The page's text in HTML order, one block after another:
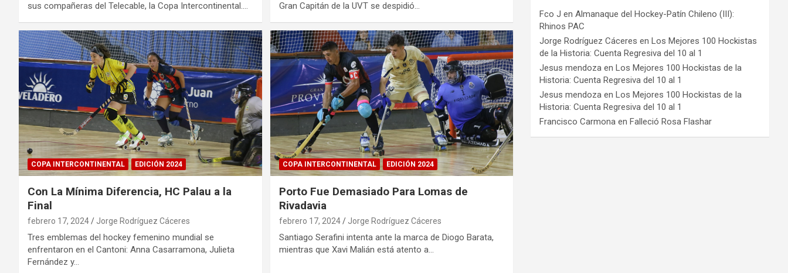
sus compañeras del Telecable, la Copa Intercontinental.…
Gran Capitán de la UVT se despidió…
COPA INTERCONTINENTAL EDICIÓN 2024
Con La Mínima Diferencia, HC Palau a la
Final
febrero 17, 2024 Jorge Rodríguez Cáceres
Tres emblemas del hockey femenino mundial se
enfrentaron en el Cantoni: Anna Casarramona, Julieta
Fernández y…
COPA INTERCONTINENTAL EDICIÓN 2024
Porto Fue Demasiado Para Lomas de
Rivadavia
febrero 17, 2024 Jorge Rodríguez Cáceres
Santiago Serafini intenta ante la marca de Diogo Barata,
mientras que Xavi Malián está atento a…
Fco J enAlmanaque del Hockey-Patín Chileno (III):
Rhinos PAC
Jorge Rodríguez Cáceres enLos Mejores 100 Hockistas
de la Historia: Cuenta Regresiva del 10 al 1
Jesus mendoza enLos Mejores 100 Hockistas de la
Historia: Cuenta Regresiva del 10 al 1
Jesus mendoza enLos Mejores 100 Hockistas de la
Historia: Cuenta Regresiva del 10 al 1
Francisco Carmona enFalleció Rosa Flashar